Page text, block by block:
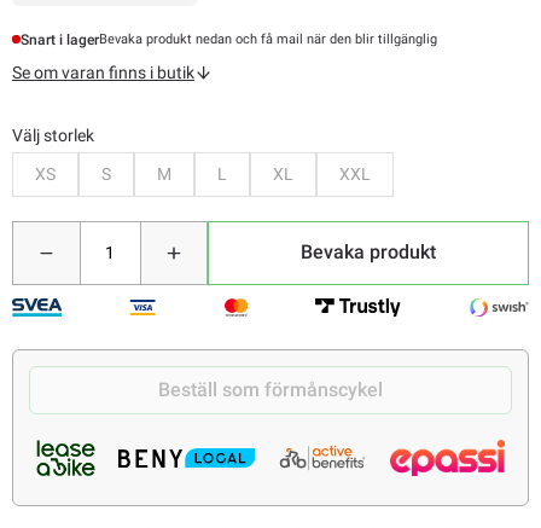
Snart i lagerBevaka produkt nedan och få mail när den blir tillgänglig
Se om varan finns i butik
Välj storlek
XS
S M L XL XXL
Bevaka produkt
Beställ som förmånscykel